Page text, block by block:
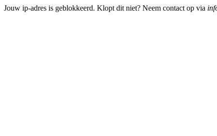
Jouw ip-adres is geblokkeerd. Klopt dit niet? Neem contact op via